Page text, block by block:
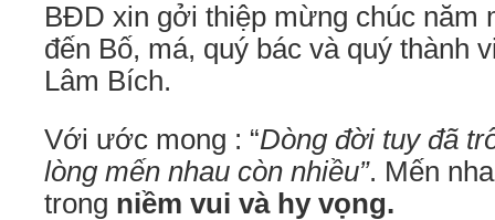
BĐD xin gởi thiệp mừng chúc năm
đến Bố, má, quý bác và quý thành
Lâm Bích.
Với ước mong : “Dòng đời tuy đã
lòng mến nhau còn nhiều”. Mến
trong niềm vui và hy vọng.